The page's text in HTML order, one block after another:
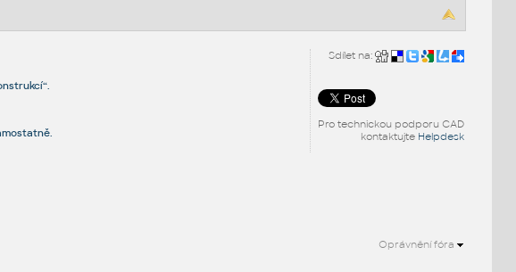
Sdílet na:
Pro technickou podporu CAD
kontaktujte Helpdesk
Oprávnění fóra